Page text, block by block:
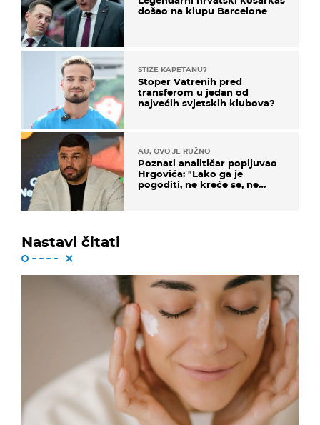
došao na klupu Barcelone
STIŽE KAPETANU?
Stoper Vatrenih pred
transferom u jedan od
najvećih svjetskih klubova?
AU, OVO JE RUŽNO
Poznati analitičar popljuvao
Hrgovića: "Lako ga je
pogoditi, ne kreće se, ne
Nastavi čitati